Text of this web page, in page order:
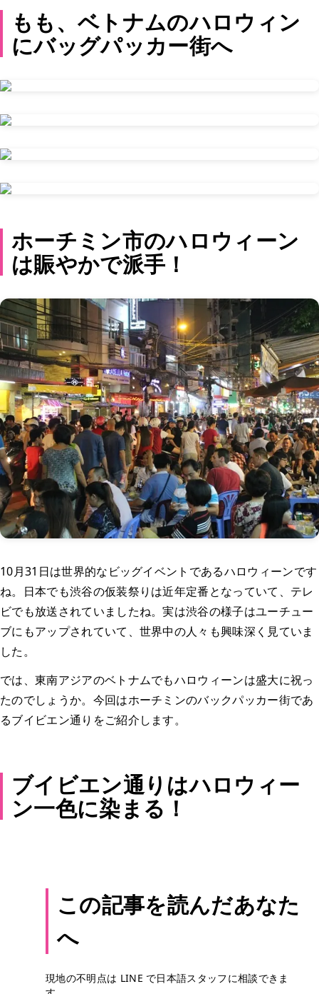
もも、ベトナムのハロウィン
にバッグパッカー街へ
ホーチミン市のハロウィーン
は賑やかで派手！
10月31日は世界的なビッグイベントであるハロウィーンです
ね。日本でも渋谷の仮装祭りは近年定番となっていて、テレ
ビでも放送されていましたね。実は渋谷の様子はユーチュー
ブにもアップされていて、世界中の人々も興味深く見ていま
した。
では、東南アジアのベトナムでもハロウィーンは盛大に祝っ
たのでしょうか。今回はホーチミンのバックパッカー街であ
るブイビエン通りをご紹介します。
ブイビエン通りはハロウィー
ン一色に染まる！
この記事を読んだあなた
へ
現地の不明点は LINE で日本語スタッフに相談できま